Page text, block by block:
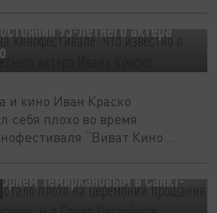
93-летнего актёра
и кино Иван Краско
себя плохо во время
“Виват Кино
Темиркановым в Санкт-